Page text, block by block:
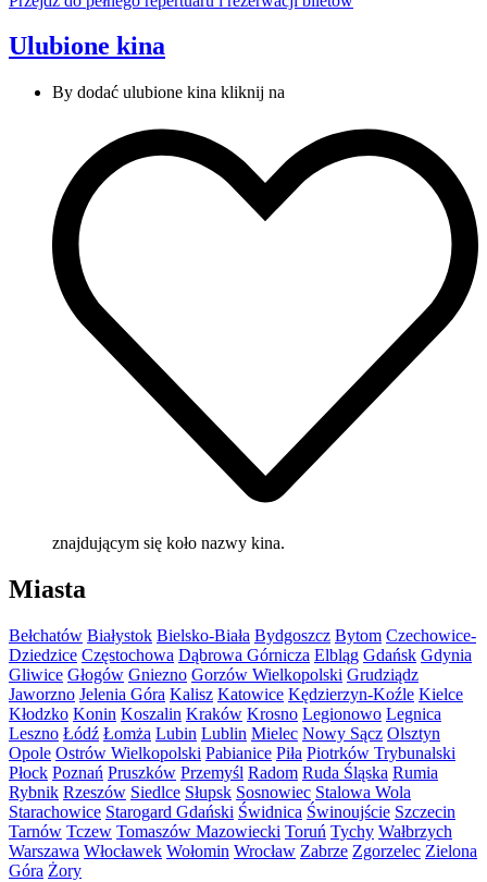
Ulubione kina
By dodać ulubione kina kliknij na
znajdującym się koło nazwy kina.
Miasta
Bełchatów Białystok Bielsko-Biała Bydgoszcz Bytom Czechowice-
Dziedzice Częstochowa Dąbrowa Górnicza Elbląg Gdańsk Gdynia
Gliwice Głogów Gniezno Gorzów Wielkopolski Grudziądz
Jaworzno Jelenia Góra Kalisz Katowice Kędzierzyn-Koźle Kielce
Kłodzko Konin Koszalin Kraków Krosno Legionowo Legnica
Leszno Łódź Łomża Lubin Lublin Mielec Nowy Sącz Olsztyn
Opole Ostrów Wielkopolski Pabianice Piła Piotrków Trybunalski
Płock Poznań Pruszków Przemyśl Radom Ruda Śląska Rumia
Rybnik Rzeszów Siedlce Słupsk Sosnowiec Stalowa Wola
Starachowice Starogard Gdański Świdnica Świnoujście Szczecin
Tarnów Tczew Tomaszów Mazowiecki Toruń Tychy Wałbrzych
Warszawa Włocławek Wołomin Wrocław Zabrze Zgorzelec Zielona
Góra Żory